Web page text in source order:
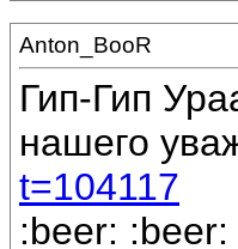
Anton_BooR
Гип-Гип
нашего
t=104117
:beer: :beer: